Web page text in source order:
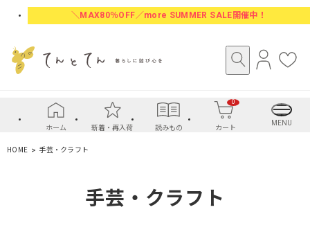
＼MAX80％OFF／more SUMMER SALE開催中！
に
入
り
ホーム 新着・再入荷 読みもの カート
0
MENU
HOME 手芸・クラフト
手芸・クラフト